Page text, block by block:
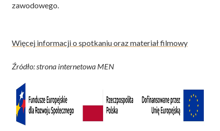
zawodowego.
Więcej informacji o spotkaniu oraz materiał filmowy
Źródło: strona internetowa MEN